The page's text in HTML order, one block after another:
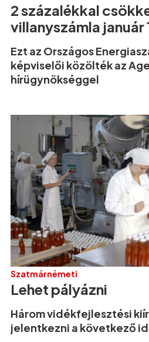
2 százalékkal
villanyszámla
Ezt az Országos
képviselői közölték az
hírügynökséggel
Szatmárnémeti
Lehet pályázni
Három vidékfejlesztési
jelentkezni a következő